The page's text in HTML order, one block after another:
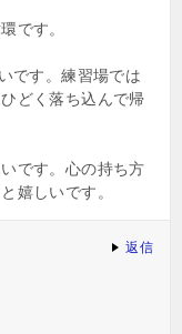
です。
です。練習場では
どく落ち込んで帰
です。心の持ち方
嬉しいです。
返信